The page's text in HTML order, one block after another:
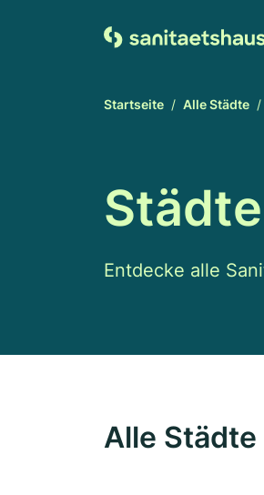
Startseite Alle Städte
Entdecke alle
Alle Städte